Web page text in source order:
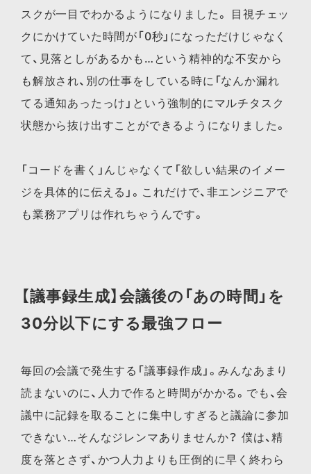
スクが一目でわかるようになりました。 目視チェッ
クにかけていた時間が「0秒」になっただけじゃなく
て、見落としがあるかも…という精神的な不安から
も解放され、別の仕事をしている時に「なんか漏れ
てる通知あったっけ」という強制的にマルチタスク
状態から抜け出すことができるようになりました。
「コードを書く」んじゃなくて「欲しい結果のイメー
ジを具体的に伝える」。これだけで、非エンジニアで
も業務アプリは作れちゃうんです。
【議事録生成】会議後の「あの時間」を
30分以下にする最強フロー
毎回の会議で発生する「議事録作成」。みんなあまり
読まないのに、人力で作ると時間がかかる。でも、会
議中に記録を取ることに集中しすぎると議論に参加
できない…そんなジレンマありませんか？ 僕は、精
度を落とさず、かつ人力よりも圧倒的に早く終わら